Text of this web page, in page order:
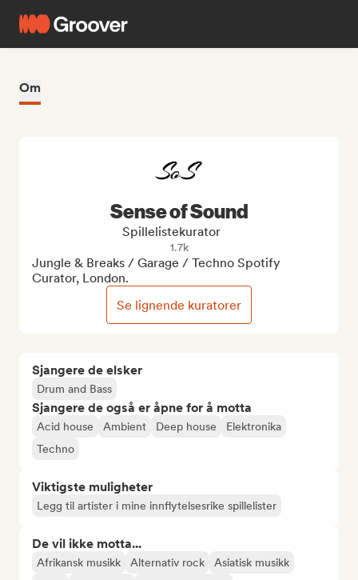
Om
Sjangere de elsker
Drum and Bass
Sjangere de også er åpne for å motta
Acid house Ambient Deep house
Elektronika
Techno
Viktigste muligheter
Legg til artister i mine innflytelsesrike spillelister
De vil ikke motta...
Afrikansk musikk Alternativ rock
Asiatisk musikk
Sense of Sound
Spillelistekurator
1.7k
Jungle & Breaks / Garage / Techno Spotify
Curator, London.
Se lignende kuratorer